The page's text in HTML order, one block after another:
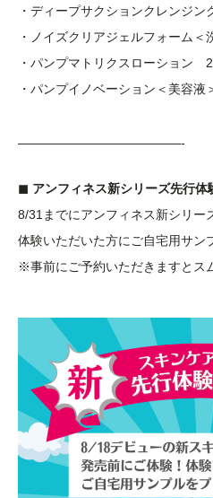
・ディープサクションクレンジ
・ノイズクリアジェルフォーム
・パンプマトリクスローション
・パンプイノベーション＜美容
—————————————-
◼︎ アンフィネス新シリーズ先行体
8/31までにアンフィネス新シリー
体験いただいた方にご自宅用サン
※事前にご予約いただきますとス